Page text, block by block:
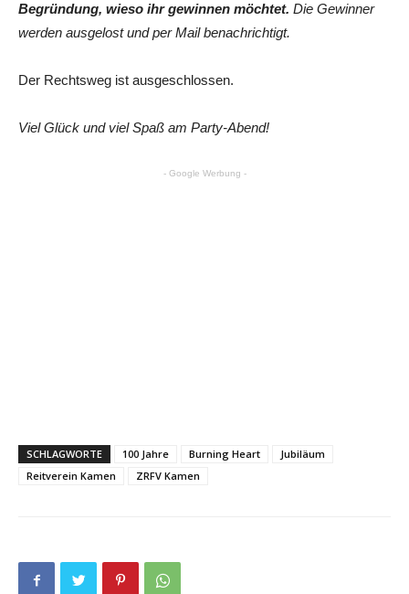
Begründung, wieso ihr gewinnen möchtet. Die Gewinner
werden ausgelost und per Mail benachrichtigt.
Der Rechtsweg ist ausgeschlossen.
Viel Glück und viel Spaß am Party-Abend!
- Google Werbung -
SCHLAGWORTE 100 Jahre Burning Heart
Jubiläum
Reitverein Kamen
ZRFV Kamen